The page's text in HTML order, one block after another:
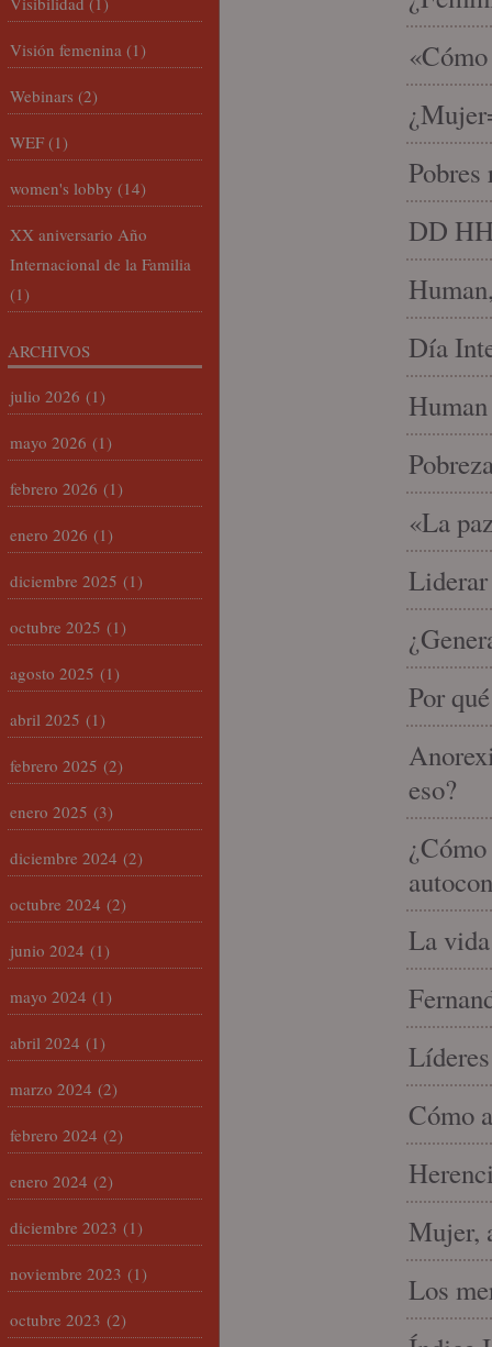
DD
Día
«La
Liderar
Por
eso?
La
Cómo
Mujer,
Los
Visión femenina (1)
Webinars (2)
WEF (1)
women's lobby (14)
XX aniversario Año
Internacional de la Familia
(1)
ARCHIVOS
julio 2026 (1)
mayo 2026 (1)
febrero 2026 (1)
enero 2026 (1)
diciembre 2025 (1)
octubre 2025 (1)
agosto 2025 (1)
abril 2025 (1)
febrero 2025 (2)
enero 2025 (3)
diciembre 2024 (2)
octubre 2024 (2)
junio 2024 (1)
mayo 2024 (1)
abril 2024 (1)
marzo 2024 (2)
febrero 2024 (2)
enero 2024 (2)
diciembre 2023 (1)
noviembre 2023 (1)
octubre 2023 (2)